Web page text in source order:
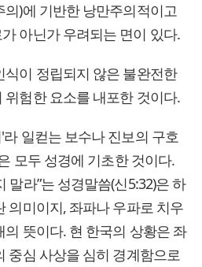
)에 기반한 낭만주의적이고
아닌가 우려되는 면이 있다.
이 정립되지 않은 불완전한
험한 요소를 내포한 것이다.
일컫는 보수나 진보의 구호
모두 성경에 기초한 것이다.
말라”는 성경말씀(신5:32)은 하
의미이지, 좌파나 우파로 치우
뜻이다. 현 한국의 상황은 좌
중심 사상을 심히 경계함으로